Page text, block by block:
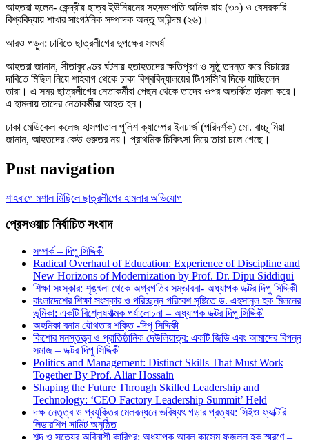
আহতরা হলেন- কেন্দ্রীয় ছাত্র ইউনিয়নের সহসভাপতি অনিক রায় (৩০) ও বেসরকারি
বিশ্ববিদ্যায় শাখার সাংগঠনিক সম্পাদক অন্তু অরিন্দম (২৬)।
আরও পড়ুন: ঢাবিতে ছাত্রলীগের দুপক্ষের সংঘর্ষ
আহতরা জানান, সীতাকুণ্ডের ঘটনায় হতাহতদের ক্ষতিপূরণ ও সুষ্ঠু তদন্ত করে বিচারের
দাবিতে মিছিল নিয়ে শাহবাগ থেকে ঢাকা বিশ্ববিদ্যালয়ের টিএসসি’র দিকে যাচ্ছিলেন
তারা। এ সময় ছাত্রলীগের নেতাকর্মীরা পেছন থেকে তাদের ওপর অতর্কিত হামলা করে।
এ হামলায় তাদের নেতাকর্মীরা আহত হন।
ঢাকা মেডিকেল কলেজ হাসপাতাল পুলিশ ক্যাম্পের ইনচার্জ (পরিদর্শক) মো. বাচ্চু মিয়া
জানান, আহতদের কেউ গুরুতর নয়। প্রাথমিক চিকিৎসা নিয়ে তারা চলে গেছে।
Post navigation
শাহবাগে মশাল মিছিলে ছাত্রলীগের হামলার অভিযোগ
প্রেসওয়াচ নির্বাচিত সংবাদ
সম্পর্ক – দিপু সিদ্দিকী
Radical Overhaul of Education: Experience of Discipline and
New Horizons of Modernization by Prof. Dr. Dipu Siddiqui
শিক্ষা সংস্কার: শৃঙ্খলা থেকে অগ্রগতির সম্ভাবনা- অধ্যাপক ডক্টর দিপু সিদ্দিকী
বাংলাদেশের শিক্ষা সংস্কার ও পরিচ্ছন্ন পরিবেশ সৃষ্টিতে ড. এহসানুল হক মিলনের
ভূমিকা: একটি বিশ্লেষণাত্মক পর্যালোচনা – অধ্যাপক ডক্টর দিপু সিদ্দিকী
অহমিকা বনাম যৌথতার শক্তি -দিপু সিদ্দিকী
কিশোর মনস্তত্ত্ব ও প্রাতিষ্ঠানিক দেউলিয়াত্ব: একটি জিডি এবং আমাদের বিপন্ন
সমাজ – ডক্টর দিপু সিদ্দিকী
Politics and Management: Distinct Skills That Must Work
Together By Prof. Aliar Hossain
Shaping the Future Through Skilled Leadership and
Technology: ‘CEO Factory Leadership Summit’ Held
দক্ষ নেতৃত্ব ও প্রযুক্তির মেলবন্ধনে ভবিষ্যৎ গড়ার প্রত্যয়: সিইও ফ্যাক্টরি
লিডারশিপ সামিট অনুষ্ঠিত
শব্দ ও সত্যের অবিনাশী কারিগর: অধ্যাপক আবুল কাসেম ফজলুল হক স্মরণে –